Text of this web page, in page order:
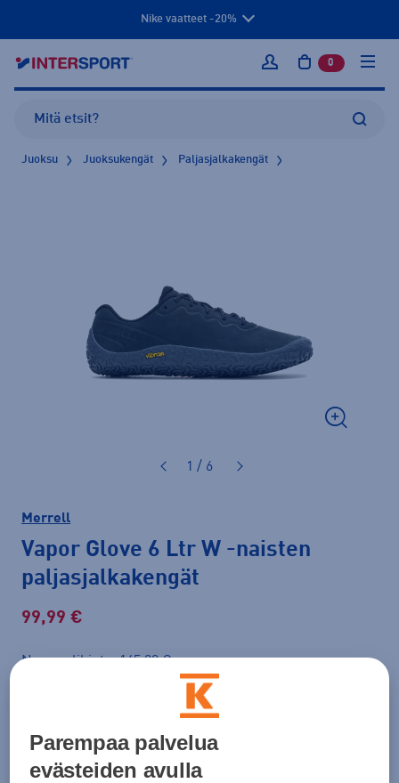
Nike vaatteet -20%
Kirjaudu sisään
0 tuotetta
Juoksu Juoksukengät Paljasjalkakengät
1 / 6
Merrell
Vapor Glove 6 Ltr W -naisten
paljasjalkakengät
99,99 €
Normaalihinta: 145,00 €
Lisätietoa
Parempaa palvelua
evästeiden avulla